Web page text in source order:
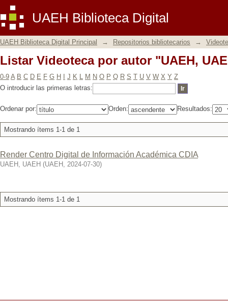
UAEH Biblioteca Digital
Listar Videoteca por autor "UAEH,
UAEH Biblioteca Digital Principal → Repositorios bibliotecarios →
Listar Videoteca por autor "UAEH,
0-9 A B C D E F G H J K L M N O P Q R S T U V W X Y Z
O introducir las primeras letras:
Ordenar por: Orden: Resultados:
Mostrando ítems 1-1 de 1
Render Centro Digital de Información Académica CDIA
UAEH, UAEH (UAEH , 2024-07-30)
Mostrando ítems 1-1 de 1